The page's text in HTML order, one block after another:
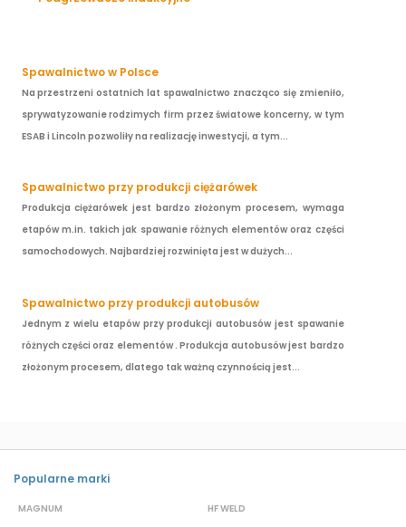
Spawalnictwo w Polsce
Na przestrzeni ostatnich lat spawalnictwo znacząco się zmieniło,
sprywatyzowanie rodzimych firm przez światowe koncerny, w tym
ESAB i Lincoln pozwoliły na realizację inwestycji, a tym...
Spawalnictwo przy produkcji ciężarówek
Produkcja ciężarówek jest bardzo złożonym procesem, wymaga
etapów m.in. takich jak spawanie różnych elementów oraz części
samochodowych. Najbardziej rozwinięta jest w dużych...
Spawalnictwo przy produkcji autobusów
Jednym z wielu etapów przy produkcji autobusów jest spawanie
różnych części oraz elementów . Produkcja autobusów jest bardzo
złożonym procesem, dlatego tak ważną czynnością jest...
Popularne marki
MAGNUM
HF WELD